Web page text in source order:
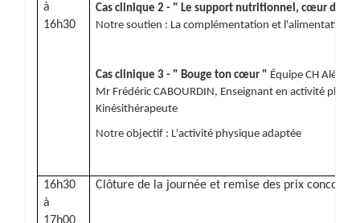
à
16h30
Cas clinique 2 - " Le support nutritionnel, cœur du
Notre soutien : La complémentation et l'alimentation
Cas clinique 3 - " Bouge ton cœur " Équipe CH Alès
Mr Frédéric CABOURDIN, Enseignant en activité
Kinésithérapeute
Notre objectif : L'activité physique adaptée
16h30
à
Clôture de la journée et remise des prix concours